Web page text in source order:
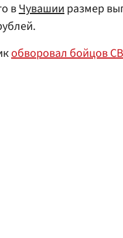
вЧувашииразмер
обворовал бойцов